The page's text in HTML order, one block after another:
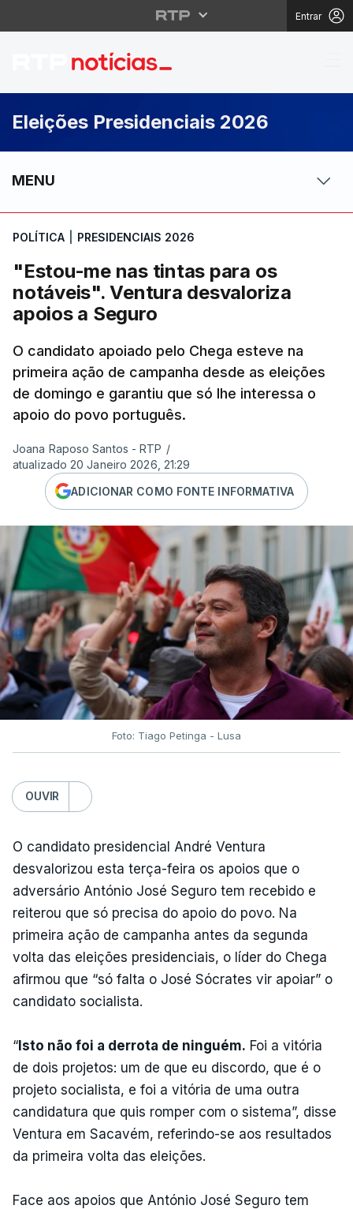
Entrar
"Estou-me nas tintas
Eleições Presidenciais 2026
MENU
POLÍTICA PRESIDENCIAIS 2026
"Estou-me nas tintas para os
notáveis". Ventura desvaloriza
apoios a Seguro
O candidato apoiado pelo Chega esteve na
primeira ação de campanha desde as eleições
de domingo e garantiu que só lhe interessa o
apoio do povo português.
Joana Raposo Santos - RTP /
atualizado 20 Janeiro 2026, 21:29
ADICIONAR COMO FONTE INFORMATIVA
Foto: Tiago Petinga - Lusa
OUVIR
O candidato presidencial André Ventura
desvalorizou esta terça-feira os apoios que o
adversário António José Seguro tem recebido e
reiterou que só precisa do apoio do povo. Na
primeira ação de campanha antes da segunda
volta das eleições presidenciais, o líder do Chega
afirmou que “só falta o José Sócrates vir apoiar” o
candidato socialista.
“Isto não foi a derrota de ninguém. Foi a vitória
de dois projetos: um de que eu discordo, que é o
projeto socialista, e foi a vitória de uma outra
candidatura que quis romper com o sistema”, disse
Ventura em Sacavém, referindo-se aos resultados
da primeira volta das eleições.
Face aos apoios que António José Seguro tem